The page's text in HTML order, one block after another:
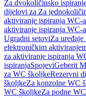
Za dvokoličinsko
dijelovi za Za
aktiviranje ispiranja WC-a
aktiviranje ispiranja WC-a
Ugradni setoviZa
elektroničkim
za aktiviranje ispiranja
ispiranjaSpojeviGeberit
za WC školjkeRezervni
školjkeZa konzolne WC
WC školjkeZa podne